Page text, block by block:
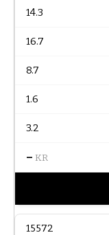
14.3
16.7
8.7
1.6
3.2
– KR
15572